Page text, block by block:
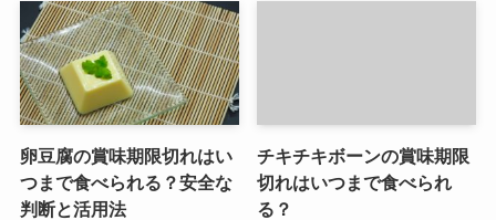
卵豆腐の賞味期限切れはい
つまで食べられる？安全な
判断と活用法
チキチキボーンの賞味期限
切れはいつまで食べられ
る？